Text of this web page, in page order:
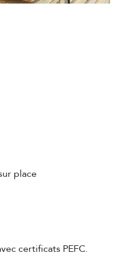
certificats PEFC.
place